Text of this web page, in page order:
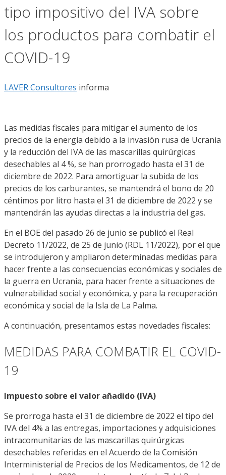
tipo impositivo del IVA sobre
los productos para combatir el
COVID-19
LAVER Consultores informa
Las medidas fiscales para mitigar el aumento de los
precios de la energía debido a la invasión rusa de Ucrania
y la reducción del IVA de las mascarillas quirúrgicas
desechables al 4 %, se han prorrogado hasta el 31 de
diciembre de 2022. Para amortiguar la subida de los
precios de los carburantes, se mantendrá el bono de 20
céntimos por litro hasta el 31 de diciembre de 2022 y se
mantendrán las ayudas directas a la industria del gas.
En el BOE del pasado 26 de junio se publicó el Real
Decreto 11/2022, de 25 de junio (RDL 11/2022), por el que
se introdujeron y ampliaron determinadas medidas para
hacer frente a las consecuencias económicas y sociales de
la guerra en Ucrania, para hacer frente a situaciones de
vulnerabilidad social y económica, y para la recuperación
económica y social de la Isla de La Palma.
A continuación, presentamos estas novedades fiscales:
MEDIDAS PARA COMBATIR EL COVID-
19
Impuesto sobre el valor añadido (IVA)
Se prorroga hasta el 31 de diciembre de 2022 el tipo del
IVA del 4% a las entregas, importaciones y adquisiciones
intracomunitarias de las mascarillas quirúrgicas
desechables referidas en el Acuerdo de la Comisión
Interministerial de Precios de los Medicamentos, de 12 de